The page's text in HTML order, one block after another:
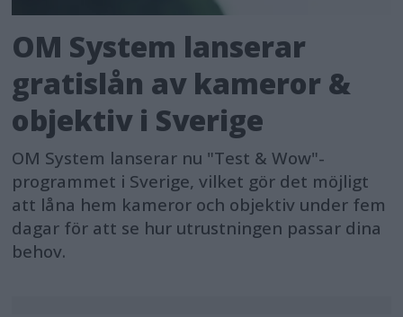
OM System lanserar
gratislån av kameror &
objektiv i Sverige
OM System lanserar nu "Test & Wow"-
programmet i Sverige, vilket gör det möjligt
att låna hem kameror och objektiv under fem
dagar för att se hur utrustningen passar dina
behov.